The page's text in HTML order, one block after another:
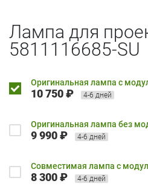
Лампа для
5811116685-SU
Оригинальная лампа с
10 750 ₽ 4-6 дней
Оригинальная лампа без
9 990 ₽ 4-6 дней
Совместимая лампа с
8 300 ₽ 4-6 дней